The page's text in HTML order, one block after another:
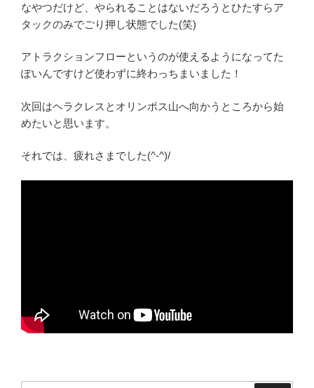
なやつだけど、やられることはないだろうとひたすらア
タックのみでごり押し状態でした(笑)
アトラクションフローというのが使えるようになってた
ぽいんですけど使わずに終わっちまいました！
次回はヘラクレスとオリンポス山へ向かうところから始
めたいと思います。
それでは、疲れさまでした(^‐^)/